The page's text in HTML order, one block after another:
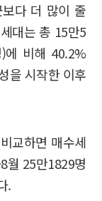
다 더 많이 줄
대는 총 15만5
에 비해 40.2%
을 시작한 이후
교하면 매수세
월 25만1829명
.